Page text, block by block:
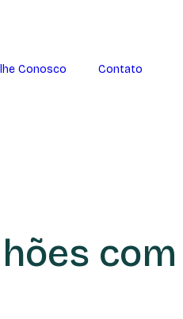
Conosco Contato